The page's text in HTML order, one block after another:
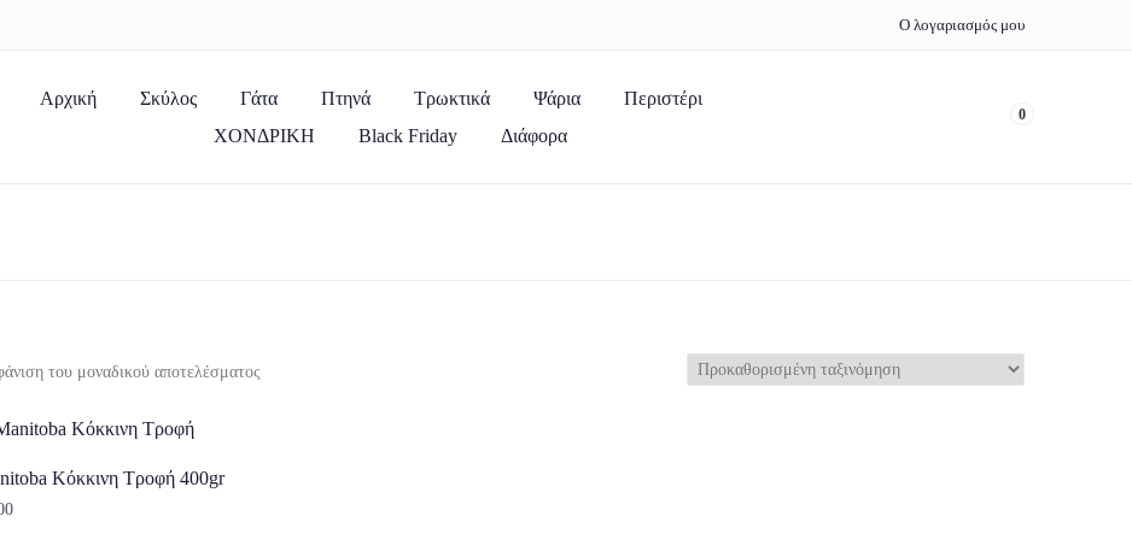
Ο λογαριασμός μου
Αρχική Σκύλος Γάτα Πτηνά Τρωκτικά Ψάρια
Περιστέρι
ΧΟΝΔΡΙΚΗ
Black Friday Διάφορα
0
του μοναδικού αποτελέσματος
Κόκκινη Τροφή 400gr